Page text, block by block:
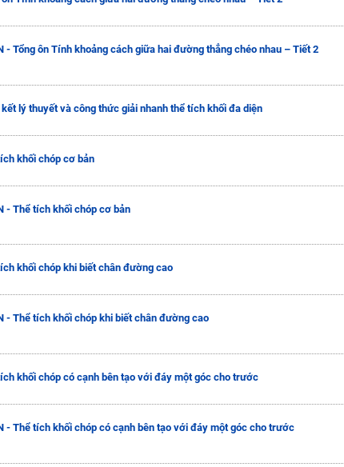
- Tổng ôn Tính khoảng cách giữa hai đường thẳng chéo nhau – Tiết 2
kết lý thuyết và công thức giải nhanh thể tích khối đa diện
khối chóp cơ bản
- Thể tích khối chóp cơ bản
khối chóp khi biết chân đường cao
- Thể tích khối chóp khi biết chân đường cao
khối chóp có cạnh bên tạo với đáy một góc cho trước
- Thể tích khối chóp có cạnh bên tạo với đáy một góc cho trước